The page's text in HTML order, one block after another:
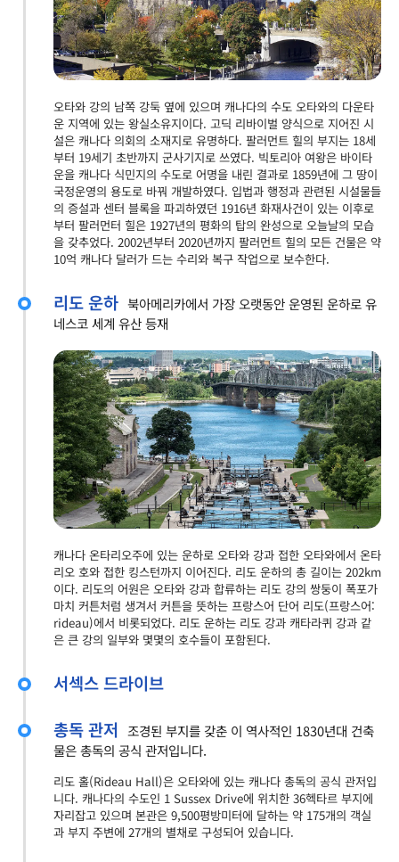
오타와 강의 남쪽 강둑 옆에 있으며 캐나다의 수도 오타와의 다운타
운 지역에 있는 왕실소유지이다. 고딕 리바이벌 양식으로 지어진 시
설은 캐나다 의회의 소재지로 유명하다. 팔러먼트 힐의 부지는 18세
부터 19세기 초반까지 군사기지로 쓰였다. 빅토리아 여왕은 바이타
운을 캐나다 식민지의 수도로 어명을 내린 결과로 1859년에 그 땅이
국정운영의 용도로 바꿔 개발하였다. 입법과 행정과 관련된 시설물들
의 증설과 센터 블록을 파괴하였던 1916년 화재사건이 있는 이후로
부터 팔러먼터 힐은 1927년의 평화의 탑의 완성으로 오늘날의 모습
을 갖추었다. 2002년부터 2020년까지 팔러먼트 힐의 모든 건물은 약
10억 캐나다 달러가 드는 수리와 복구 작업으로 보수한다.
리도 운하 북아메리카에서 가장 오랫동안 운영된 운하로 유
네스코 세계 유산 등재
캐나다 온타리오주에 있는 운하로 오타와 강과 접한 오타와에서 온타
리오 호와 접한 킹스턴까지 이어진다. 리도 운하의 총 길이는 202km
이다. 리도의 어원은 오타와 강과 합류하는 리도 강의 쌍둥이 폭포가
마치 커튼처럼 생겨서 커튼을 뜻하는 프랑스어 단어 리도(프랑스어:
rideau)에서 비롯되었다. 리도 운하는 리도 강과 캐타라퀴 강과 같
은 큰 강의 일부와 몇몇의 호수들이 포함된다.
서섹스 드라이브
총독 관저 조경된 부지를 갖춘 이 역사적인 1830년대 건축
물은 총독의 공식 관저입니다.
리도 홀(Rideau Hall)은 오타와에 있는 캐나다 총독의 공식 관저입
니다. 캐나다의 수도인 1 Sussex Drive에 위치한 36헥타르 부지에
자리잡고 있으며 본관은 9,500평방미터에 달하는 약 175개의 객실
과 부지 주변에 27개의 별채로 구성되어 있습니다.